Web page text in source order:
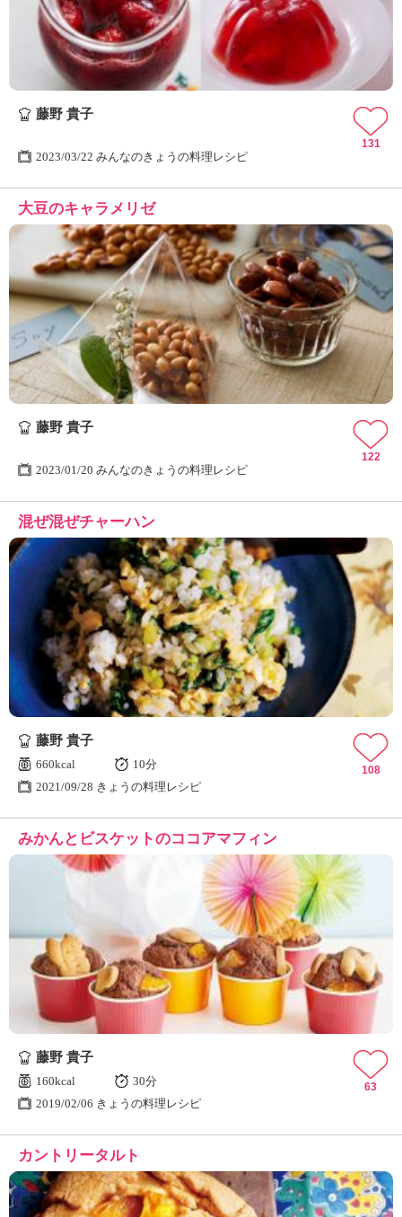
藤野 貴子
2023/03/22 みんなのきょうの料理レシピ
131
大豆のキャラメリゼ
藤野 貴子
2023/01/20 みんなのきょうの料理レシピ
122
混ぜ混ぜチャーハン
藤野 貴子
660kcal
10分
2021/09/28 きょうの料理レシピ
108
みかんとビスケットのココアマフィン
藤野 貴子
160kcal
30分
2019/02/06 きょうの料理レシピ
63
カントリータルト